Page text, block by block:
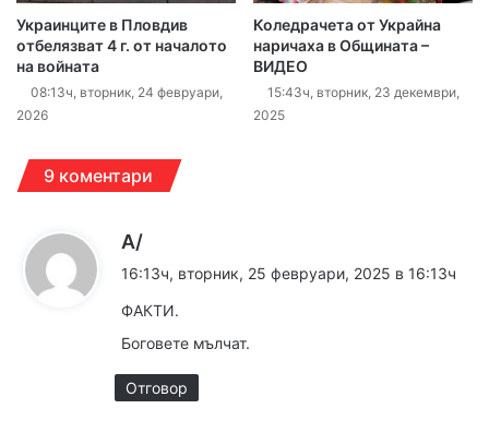
Украинците в Пловдив
отбелязват 4 г. от началото
на войната
08:13ч, вторник, 24 февруари,
2026
Коледрачета от Украйна
наричаха в Общината –
ВИДЕО
15:43ч, вторник, 23 декември,
2025
9 коментари
А/
а
а
:
16:13ч, вторник, 25 февруари, 2025 в 16:13ч
ФАКТИ.
Боговете мълчат.
Отговор